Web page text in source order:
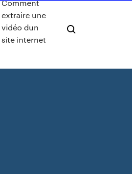
Comment
extraire une
vidéo dun
site internet